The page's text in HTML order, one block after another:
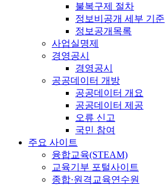
불복구제 절차
정보비공개 세부 기준
정보공개목록
사업실명제
경영공시
경영공시
공공데이터 개방
공공데이터 개요
공공데이터 제공
오류 신고
국민 참여
주요 사이트
융합교육(STEAM)
교육기부 포털사이트
종합·원격교육연수원